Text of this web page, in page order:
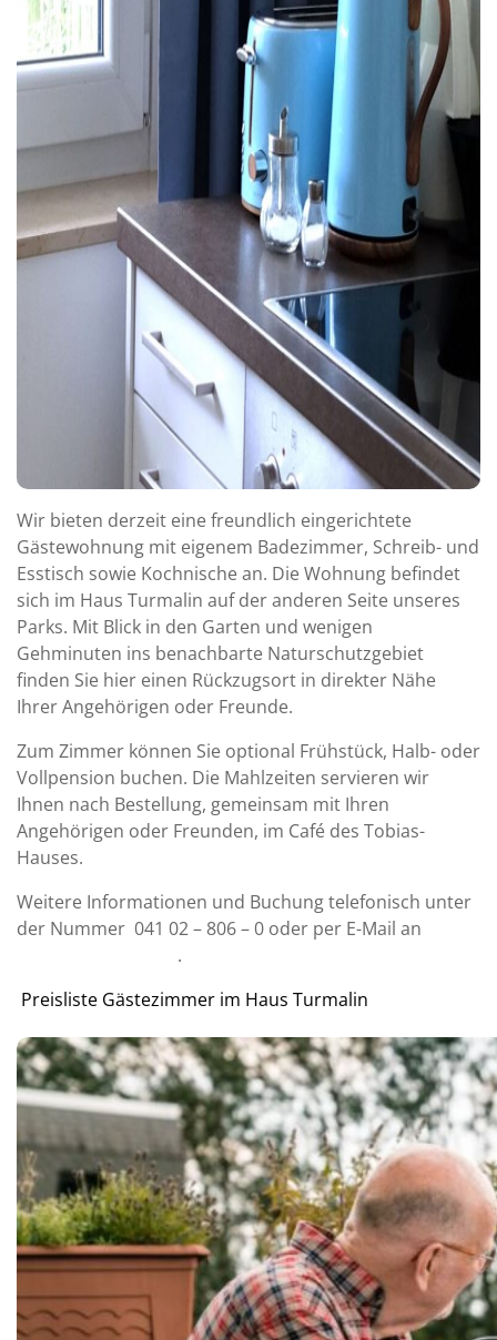
Wir bieten derzeit eine freundlich eingerichtete
Gästewohnung mit eigenem Badezimmer, Schreib- und
Esstisch sowie Kochnische an. Die Wohnung befindet
sich im Haus Turmalin auf der anderen Seite unseres
Parks. Mit Blick in den Garten und wenigen
Gehminuten ins benachbarte Naturschutzgebiet
finden Sie hier einen Rückzugsort in direkter Nähe
Ihrer Angehörigen oder Freunde.
Zum Zimmer können Sie optional Frühstück, Halb- oder
Vollpension buchen. Die Mahlzeiten servieren wir
Ihnen nach Bestellung, gemeinsam mit Ihren
Angehörigen oder Freunden, im Café des Tobias-
Hauses.
Weitere Informationen und Buchung telefonisch unter
der Nummer 041 02 – 806 – 0 oder per E-Mail an
.
Preisliste Gästezimmer im Haus Turmalin